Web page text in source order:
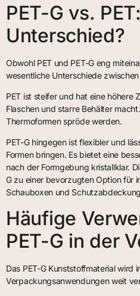
PET-G vs.
Unterschied?
Obwohl PET und PET-G eng
wesentliche Unterschiede
PET ist steifer und hat eine höhere
Flaschen und starre Behälter
Thermoformen spröde werden.
PET-G hingegen ist flexibler und
Formen bringen. Es bietet eine
nach der Formgebung kristallklar.
G zu einer bevorzugten Option für
Schauboxen und
Häufige
PET-G in der
Das PET-G Kunststoffmaterial wird
Verpackungsanwendungen weit